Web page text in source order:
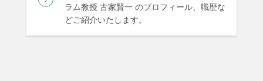
ラム教授 古家賢一 のプロフィール、職歴な
どご紹介いたします。